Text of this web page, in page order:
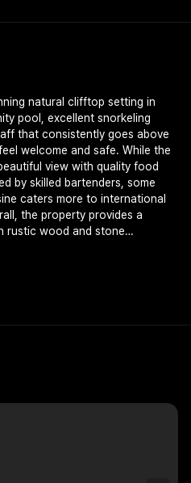
natural clifftop setting in
pool, excellent snorkeling
that consistently goes above
welcome and safe. While the
view with quality food
by skilled bartenders, some
caters more to international
the property provides a
rustic wood and stone
views, and a welcoming
despite minor
privacy in some rooms.